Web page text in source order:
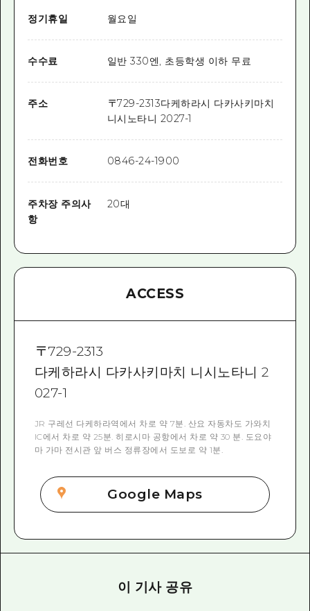
정기휴일 월요일
수수료 일반 330엔, 초등학생 이하 무료
주소 〒729-2313다케하라시 다카사키마치
니시노타니 2027-1
전화번호 0846-24-1900
주차장 주의사
항
20대
ACCESS
〒729-2313
다케하라시 다카사키마치 니시노타니 2
027-1
JR 구레선 다케하라역에서 차로 약 7분. 산요 자동차도 가와치
IC에서 차로 약 25분. 히로시마 공항에서 차로 약 30 분. 도요야
마 가마 전시관 앞 버스 정류장에서 도보로 약 1분.
Google Maps
이 기사 공유